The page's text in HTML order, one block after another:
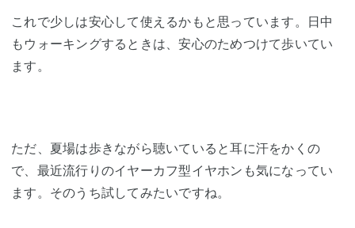
これで少しは安心して使えるかもと思っています。日中
もウォーキングするときは、安心のためつけて歩いてい
ます。
ただ、夏場は歩きながら聴いていると耳に汗をかくの
で、最近流行りのイヤーカフ型イヤホンも気になってい
ます。そのうち試してみたいですね。